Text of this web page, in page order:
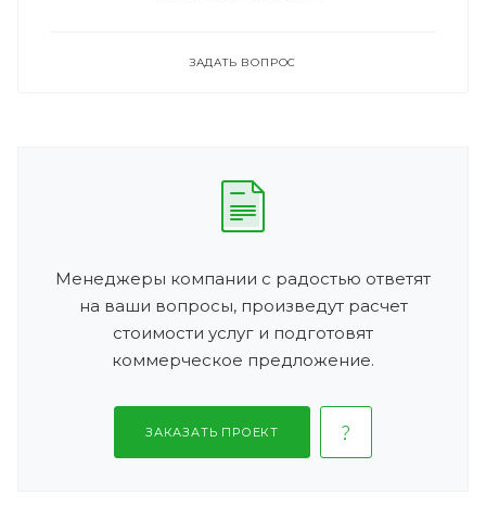
ЗАДАТЬ ВОПРОС
Менеджеры компании с радостью ответят
на ваши вопросы, произведут расчет
стоимости услуг и подготовят
коммерческое предложение.
ЗАКАЗАТЬ ПРОЕКТ